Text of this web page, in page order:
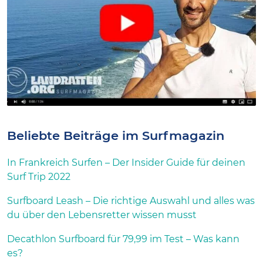
Beliebte Beiträge im Surfmagazin
In Frankreich Surfen – Der Insider Guide für deinen
Surf Trip 2022
Surfboard Leash – Die richtige Auswahl und alles was
du über den Lebensretter wissen musst
Decathlon Surfboard für 79,99 im Test – Was kann
es?